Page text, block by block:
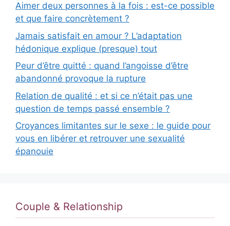
Aimer deux personnes à la fois : est-ce possible
et que faire concrètement ?
Jamais satisfait en amour ? L’adaptation
hédonique explique (presque) tout
Peur d’être quitté : quand l’angoisse d’être
abandonné provoque la rupture
Relation de qualité : et si ce n’était pas une
question de temps passé ensemble ?
Croyances limitantes sur le sexe : le guide pour
vous en libérer et retrouver une sexualité
épanouie
Couple & Relationship